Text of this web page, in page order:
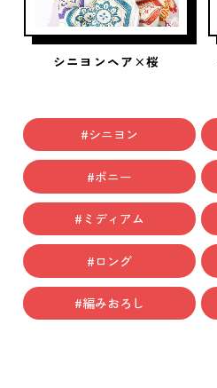
シニヨンヘア×桜
シニヨン
ポニー
ミディアム
ロング
編みおろし